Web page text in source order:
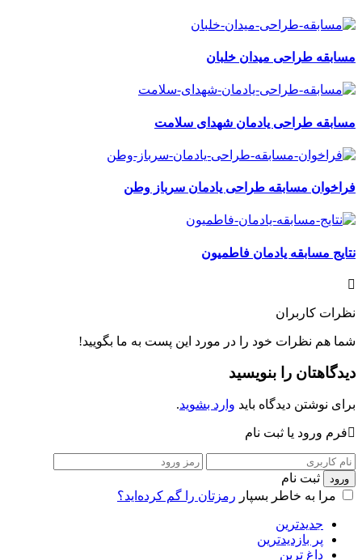
مسابقه طراحی میدان خلبان
مسابقه طراحی یادمان شهدای سلامت
فراخوان مسابقه طراحی یادمان سرباز وطن
نتایج مسابقه یادمان فاطمیون
نظرات کاربران
شما هم نظرات خود را در مورد این پست به ما بگویید!
دیدگاهتان را بنویسید
برای نوشتن دیدگاه باید وارد بشوید.
فرم ورود یا ثبت نام
ثبت نام
مرا به خاطر بسپار رمزتان را گم کرده‌اید؟
جدیدترین
پر بازدیدترین
داغ ترین